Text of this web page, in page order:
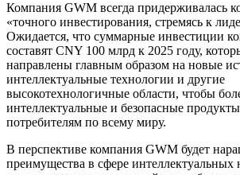
Компания GWM всегда
«точного инвестирования, стремясь к
Ожидается, что суммарные инвестиции
составят CNY 100 млрд к 2025 году,
направлены главным образом на новые
интеллектуальные технологии и другие
высокотехнологичные области, чтобы
интеллектуальные и безопасные
потребителям по всему миру.
В перспективе компания GWM будет
преимущества в сфере интеллектуальных